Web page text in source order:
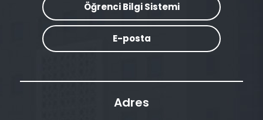
Öğrenci Bilgi Sistemi
E-posta
Adres